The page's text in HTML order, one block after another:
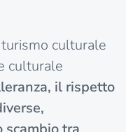
culturale
culturale
il rispetto